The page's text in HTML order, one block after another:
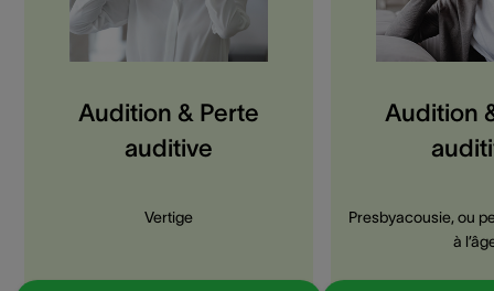
Audition & Perte
auditive
Vertige
Audition
Presbyacousie, ou
à